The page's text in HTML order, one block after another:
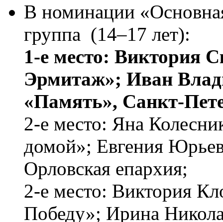
В номинации
группа (14–17 лет):
1-е место: Виктория
Эрмитаж»; Иван
«Память», Санкт-
2-е место: Яна
домой»; Евгения
Орловская епархия;
2-е место: Виктория
Победу»; Ирина